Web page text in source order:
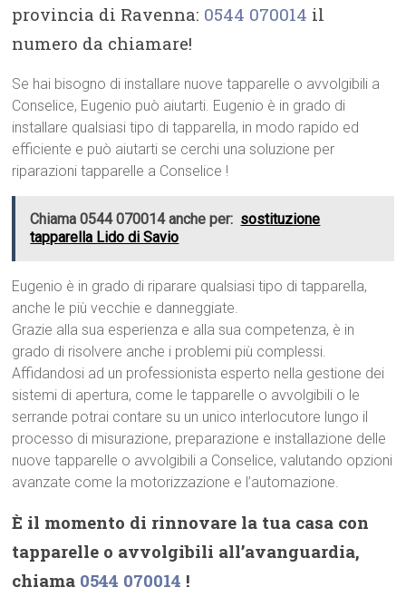
provincia di Ravenna: 0544 070014 il
numero da chiamare!
Se hai bisogno di installare nuove tapparelle o avvolgibili a
Conselice, Eugenio può aiutarti. Eugenio è in grado di
installare qualsiasi tipo di tapparella, in modo rapido ed
efficiente e può aiutarti se cerchi una soluzione per
riparazioni tapparelle a Conselice !
Chiama 0544 070014 anche per: sostituzione
tapparella Lido di Savio
Eugenio è in grado di riparare qualsiasi tipo di tapparella,
anche le più vecchie e danneggiate.
Grazie alla sua esperienza e alla sua competenza, è in
grado di risolvere anche i problemi più complessi.
Affidandosi ad un professionista esperto nella gestione dei
sistemi di apertura, come le tapparelle o avvolgibili o le
serrande potrai contare su un unico interlocutore lungo il
processo di misurazione, preparazione e installazione delle
nuove tapparelle o avvolgibili a Conselice, valutando opzioni
avanzate come la motorizzazione e l’automazione.
È il momento di rinnovare la tua casa con
tapparelle o avvolgibili all’avanguardia,
chiama 0544 070014 !